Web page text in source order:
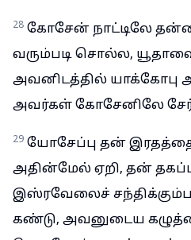
28 கோசேன் நாட்டிலே
வரும்படி சொல்ல,
அவனிடத்தில் யாக்கோபு
அவர்கள் கோசேனிலே
29 யோசேப்பு தன்
அதின்மேல் ஏறி, தன்
இஸ்ரவேலைச்
கண்டு, அவனுடைய